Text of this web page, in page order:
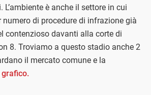
L’ambiente è anche il settore in cui
di procedure di infrazione già
contenzioso davanti alla corte di
8. Troviamo a questo stadio anche 2
il mercato comune e la
grafico.